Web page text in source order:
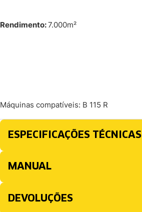
Rendimento:7.000m²
Máquinas compatíveis: B 115 R
ESPECIFICAÇÕES TÉCNICAS
MANUAL
DEVOLUÇÕES